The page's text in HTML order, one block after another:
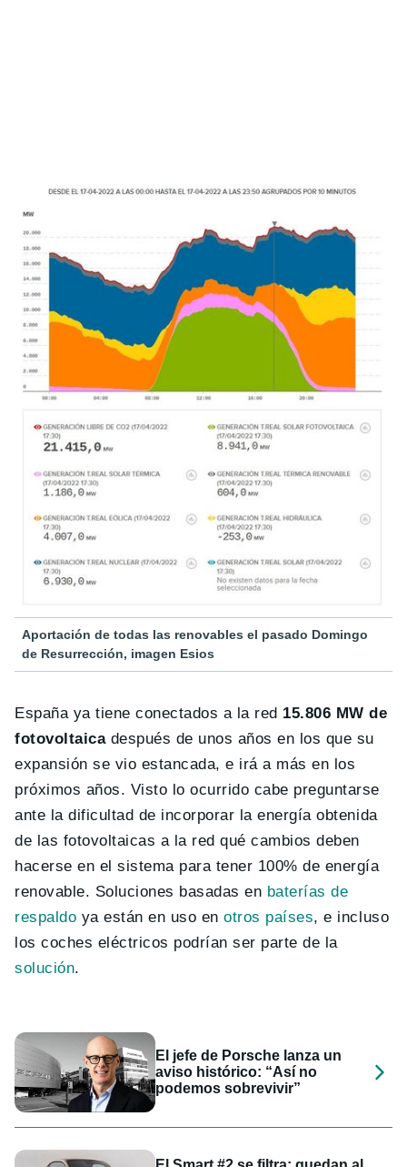
Aportación de todas las renovables el pasado Domingo
de Resurrección, imagen Esios
España ya tiene conectados a la red 15.806 MW de
fotovoltaicadespués de unos años en los que su
expansión se vio estancada, e irá a más en los
próximos años. Visto lo ocurrido cabe preguntarse
ante la dificultad de incorporar la energía obtenida
de las fotovoltaicas a la red qué cambios deben
hacerse en el sistema para tener 100% de energía
renovable. Soluciones basadas en baterías de
respaldo ya están en uso enotros países, e incluso
los coches eléctricos podrían ser parte de la
solución.
El jefe de Porsche lanza un
aviso histórico: “Así no
podemos sobrevivir”